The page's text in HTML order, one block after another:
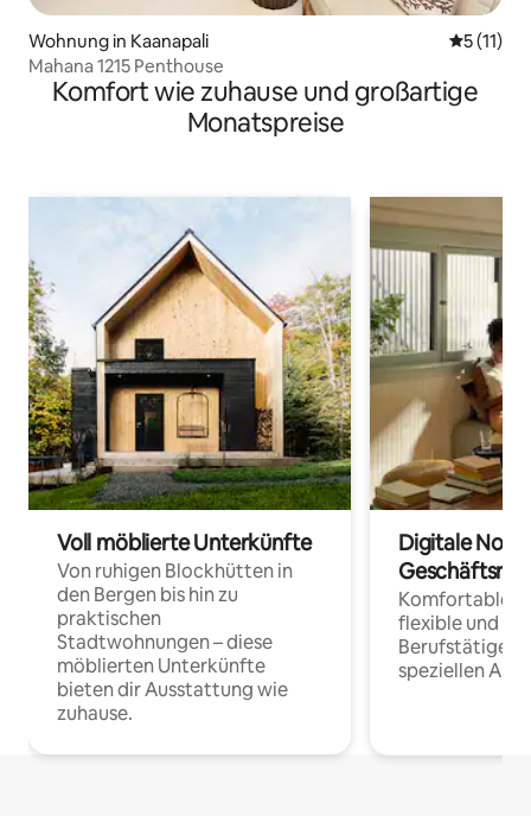
Wohnung in Kaanapali
5 (11)
Mahana 1215 Penthouse
Komfort wie zuhause und großartige
Monatspreise
Voll möblierte Unterkünfte
Von ruhigen Blockhütten in
den Bergen bis hin zu
praktischen
Stadtwohnungen – diese
möblierten Unterkünfte
bieten dir Ausstattung wie
zuhause.
Digitale
Komfortable
flexible und
Berufstätige
speziellen